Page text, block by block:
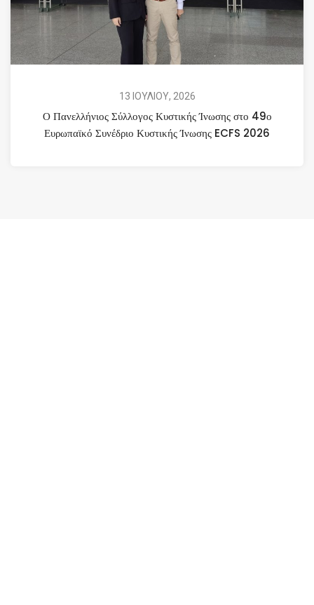
13 ΙΟΥΛΙΟΥ, 2026
Ο Πανελλήνιος Σύλλογος Κυστικής Ίνωσης στο 49ο
Ευρωπαϊκό Συνέδριο Κυστικής Ίνωσης ECFS 2026